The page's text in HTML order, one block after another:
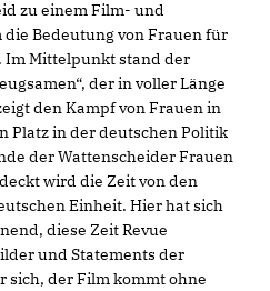
zu einem Film- und
Bedeutung von Frauen für
Im Mittelpunkt stand der
der in voller Länge
den Kampf von Frauen in
Platz in der deutschen Politik
der Wattenscheider Frauen
wird die Zeit von den
Einheit. Hier hat sich
diese Zeit Revue
und Statements der
sich, der Film kommt ohne